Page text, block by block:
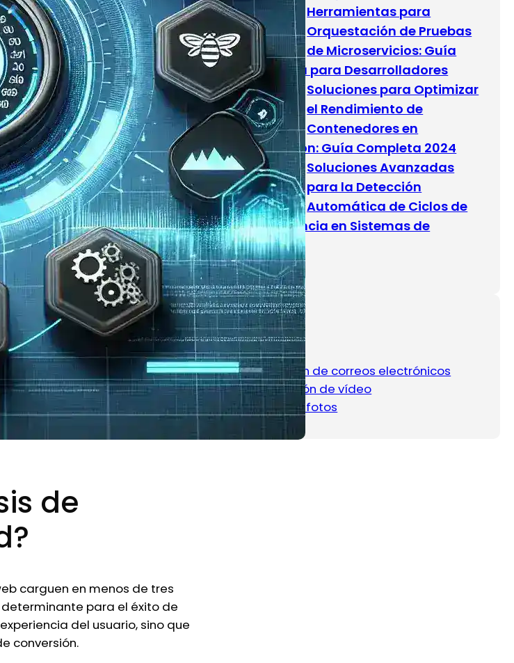
de
carguen en menos de tres
para el éxito de
del usuario, sino que
conversión.
Herramientas para
Orquestación de Pruebas
de Microservicios: Guía
Completa para Desarrolladores
Soluciones para Optimizar
el Rendimiento de
Contenedores en
Producción: Guía Completa 2024
Soluciones Avanzadas
para la Detección
Automática de Ciclos de
Dependencia en Sistemas de
Software
Categorias
Clasificación de correos electrónicos
Configuración de vídeo
Limpieza de fotos